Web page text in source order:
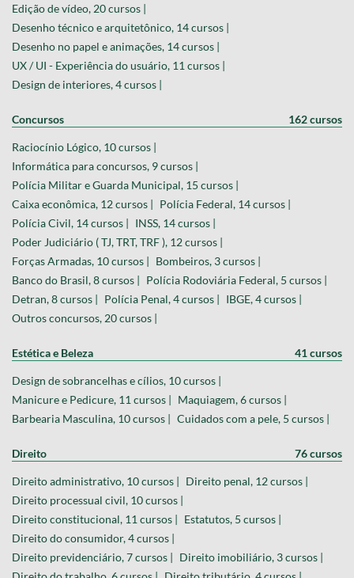
Edição de vídeo, 20 cursos |
Desenho técnico e arquitetônico, 14 cursos |
Desenho no papel e animações, 14 cursos |
UX / UI - Experiência do usuário, 11 cursos |
Design de interiores, 4 cursos |
Concursos 162 cursos
Raciocínio Lógico, 10 cursos |
Informática para concursos, 9 cursos |
Polícia Militar e Guarda Municipal, 15 cursos |
Caixa econômica, 12 cursos | Polícia Federal, 14 cursos |
Polícia Civil, 14 cursos | INSS, 14 cursos |
Poder Judiciário ( TJ, TRT, TRF ), 12 cursos |
Forças Armadas, 10 cursos | Bombeiros, 3 cursos |
Banco do Brasil, 8 cursos | Polícia Rodoviária Federal, 5 cursos |
Detran, 8 cursos | Polícia Penal, 4 cursos | IBGE, 4 cursos |
Outros concursos, 20 cursos |
Estética e Beleza 41 cursos
Design de sobrancelhas e cílios, 10 cursos |
Manicure e Pedicure, 11 cursos | Maquiagem, 6 cursos |
Barbearia Masculina, 10 cursos | Cuidados com a pele, 5 cursos |
Direito 76 cursos
Direito administrativo, 10 cursos | Direito penal, 12 cursos |
Direito processual civil, 10 cursos |
Direito constitucional, 11 cursos | Estatutos, 5 cursos |
Direito do consumidor, 4 cursos |
Direito previdenciário, 7 cursos | Direito imobiliário, 3 cursos |